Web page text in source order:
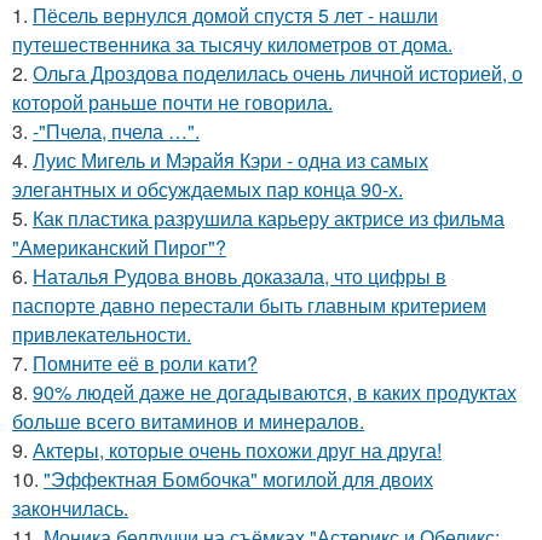
1. Пёсель вернулся домой спустя 5 лет - нашли
путешественника за тысячу километров от дома.
2. Ольга Дроздова поделилась очень личной историей, о
которой раньше почти не говорила.
3. -"Пчела, пчела …".
4. Луис Мигель и Мэрайя Кэри - одна из самых
элегантных и обсуждаемых пар конца 90-х.
5. Как пластика разрушила карьеру актрисе из фильма
"Американский Пирог"?
6. Наталья Рудова вновь доказала, что цифры в
паспорте давно перестали быть главным критерием
привлекательности.
7. Помните её в роли кати?
8. 90% людей даже не догадываются, в каких продуктах
больше всего витаминов и минералов.
9. Актеры, которые очень похожи друг на друга!
10. "Эффектная Бомбочка" могилой для двоих
закончилась.